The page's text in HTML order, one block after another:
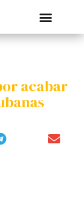
acabar